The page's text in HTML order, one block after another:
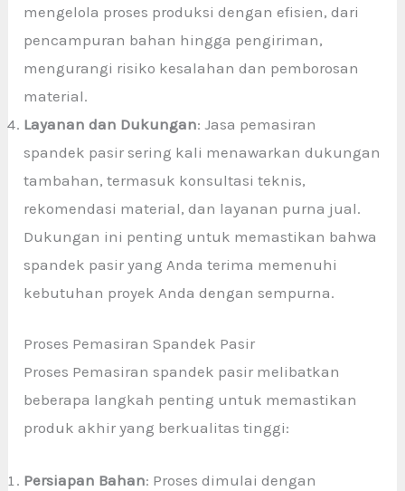
mengelola proses produksi dengan efisien, dari
pencampuran bahan hingga pengiriman,
mengurangi risiko kesalahan dan pemborosan
material.
Layanan dan Dukungan: Jasa pemasiran
spandek pasir sering kali menawarkan dukungan
tambahan, termasuk konsultasi teknis,
rekomendasi material, dan layanan purna jual.
Dukungan ini penting untuk memastikan bahwa
spandek pasir yang Anda terima memenuhi
kebutuhan proyek Anda dengan sempurna.
Proses Pemasiran Spandek Pasir
Proses Pemasiran spandek pasir melibatkan
beberapa langkah penting untuk memastikan
produk akhir yang berkualitas tinggi:
Persiapan Bahan: Proses dimulai dengan